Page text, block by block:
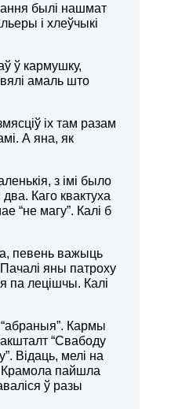
былі нашмат
і хлеўчыкі
ў кармушку,
амаль што
іх там разам
А яна, як
з імі было
Каго квактуха
“не магу”. Калі б
певень важыць
яны патроху
па лецішчы. Калі
“абраныя”. Кармы
“Свабоду
Відаць, мелі на
Крамола пайшла
ў разы